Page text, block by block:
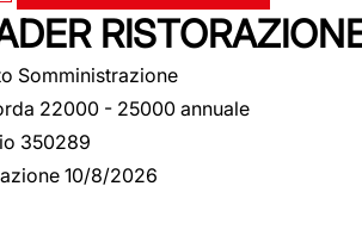
Somministrazione
22000 - 25000 annuale
350289
10/8/2026